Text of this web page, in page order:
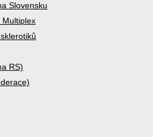
Slovensku
Multiplex
RS)